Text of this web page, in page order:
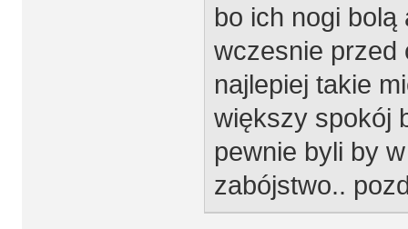
bo ich nogi
wczesnie przed
najlepiej takie
większy spokój
pewnie byli by
zabójstwo..